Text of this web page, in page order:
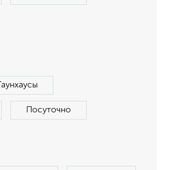
Таунхаусы
Посуточно